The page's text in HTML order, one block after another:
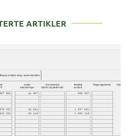
ARTIKLER